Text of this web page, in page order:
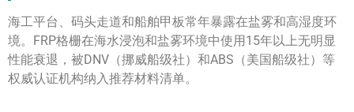
海工平台、码头走道和船舶甲板常年暴露在盐雾和高湿度环
境。FRP格栅在海水浸泡和盐雾环境中使用15年以上无明显
性能衰退，被DNV（挪威船级社）和ABS（美国船级社）等
权威认证机构纳入推荐材料清单。